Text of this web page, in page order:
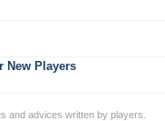
New Players
and advices written by players.